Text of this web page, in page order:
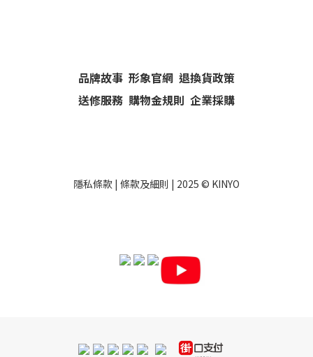
品牌故事 形象官網 退換貨政策
送修服務 購物金規則 企業採購
隱私條款 | 條款及細則 | 2025 © KINYO